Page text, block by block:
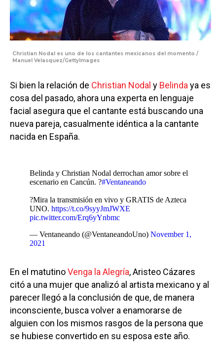
Christian Nodal es uno de los cantantes mexicanos del momento /
Manuel Velasquez/GettyImages
Si bien la relación de Christian Nodal y Belinda ya es
cosa del pasado, ahora una experta en lenguaje
facial asegura que el cantante está buscando una
nueva pareja, casualmente idéntica a la cantante
nacida en España.
Belinda y Christian Nodal derrochan amor sobre el
escenario en Cancún. ?#Ventaneando
?Mira la transmisión en vivo y GRATIS de Azteca
UNO. https://t.co/9syyJmJWXE
pic.twitter.com/Erq6yYnbmc
— Ventaneando (@VentaneandoUno) November 1,
2021
En el matutinoVenga la Alegría, Aristeo Cázares
citó a una mujer que analizó al artista mexicano y al
parecer llegó a la conclusión de que, de manera
inconsciente, busca volver a enamorarse de
alguien con los mismos rasgos de la persona que
se hubiese convertido en su esposa este año.